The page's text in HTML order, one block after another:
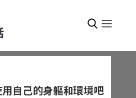
自己的身軀和環境吧